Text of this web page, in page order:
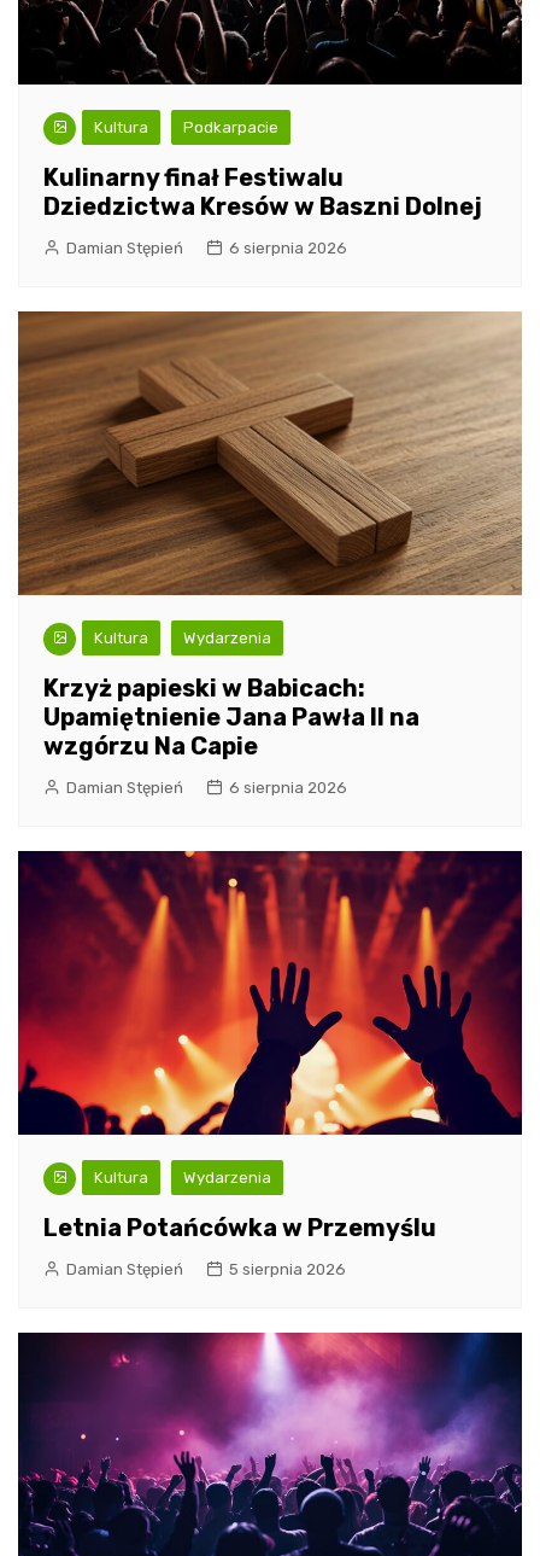
Kultura Podkarpacie
Kulinarny finał Festiwalu
Dziedzictwa Kresów w Baszni Dolnej
Damian Stępień 6 sierpnia 2026
Kultura Wydarzenia
Krzyż papieski w Babicach:
Upamiętnienie Jana Pawła II na
wzgórzu Na Capie
Damian Stępień 6 sierpnia 2026
Kultura Wydarzenia
Letnia Potańcówka w Przemyślu
Damian Stępień 5 sierpnia 2026